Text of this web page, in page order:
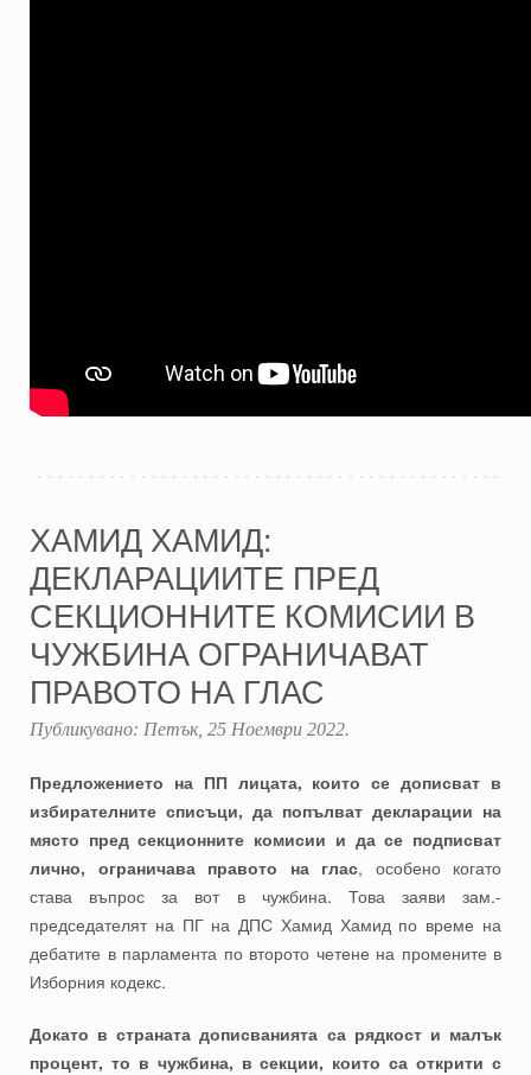
ХАМИД ХАМИД:
ДЕКЛАРАЦИИТЕ ПРЕД
СЕКЦИОННИТЕ КОМИСИИ В
ЧУЖБИНА ОГРАНИЧАВАТ
ПРАВОТО НА ГЛАС
Публикувано: Петък, 25 Ноември 2022.
Предложението на ПП лицата, които се дописват в
избирателните списъци, да попълват декларации на
място пред секционните комисии и да се подписват
лично, ограничава правото на глас, особено когато
става въпрос за вот в чужбина. Това заяви зам.-
председателят на ПГ на ДПС Хамид Хамид по време на
дебатите в парламента по второто четене на промените в
Изборния кодекс.
Докато в страната дописванията са рядкост и малък
процент, то в чужбина, в секции, които са открити с